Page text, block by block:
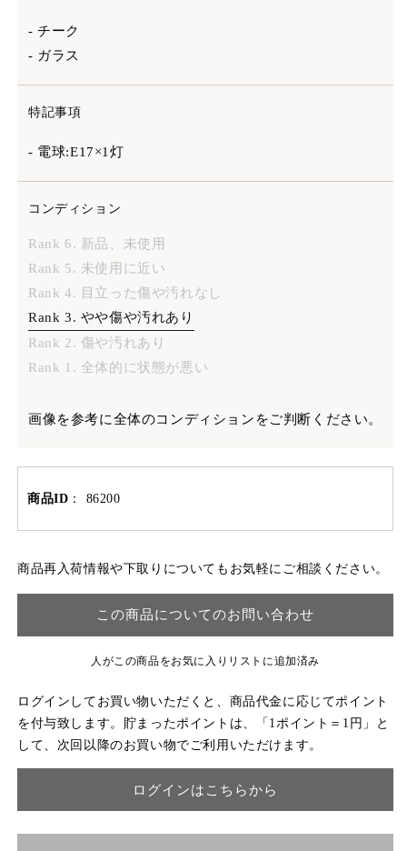
- チーク
- ガラス
特記事項
- 電球:E17×1灯
コンディション
Rank 6. 新品、未使用
Rank 5. 未使用に近い
Rank 4. 目立った傷や汚れなし
Rank 3. やや傷や汚れあり
Rank 2. 傷や汚れあり
Rank 1. 全体的に状態が悪い
画像を参考に全体のコンディションをご判断ください。
商品ID ： 86200
商品再入荷情報や下取りについてもお気軽にご相談ください。
この商品についてのお問い合わせ
人がこの商品をお気に入りリストに追加済み
ログインしてお買い物いただくと、商品代金に応じてポイント
を付与致します。貯まったポイントは、「1ポイント＝1円」と
して、次回以降のお買い物でご利用いただけます。
ログインはこちらから